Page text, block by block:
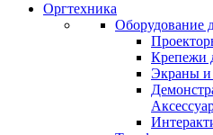
Оргтехника
Оборудование
Крепежи
Экраны